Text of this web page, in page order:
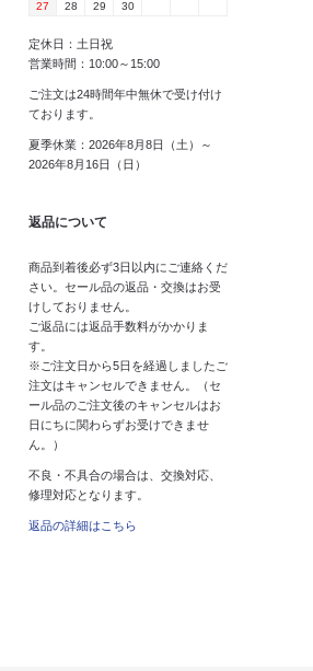
27
28 29 30
定休日：土日祝
営業時間：10:00～15:00
ご注文は24時間年中無休で受け付け
ております。
夏季休業：2026年8月8日（土）～
2026年8月16日（日）
返品について
商品到着後必ず3日以内にご連絡くだ
さい。セール品の返品・交換はお受
けしておりません。
ご返品には返品手数料がかかりま
す。
※ご注文日から5日を経過しましたご
注文はキャンセルできません。（セ
ール品のご注文後のキャンセルはお
日にちに関わらずお受けできませ
ん。）
不良・不具合の場合は、交換対応、
修理対応となります。
返品の詳細はこちら